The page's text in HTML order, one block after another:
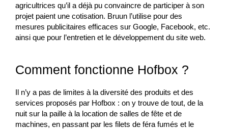
agricultrices qu’il a déjà pu convaincre de participer à son
projet paient une cotisation. Bruun l’utilise pour des
mesures publicitaires efficaces sur Google, Facebook, etc.
ainsi que pour l’entretien et le développement du site web.
Comment fonctionne Hofbox ?
Il n’y a pas de limites à la diversité des produits et des
services proposés par Hofbox : on y trouve de tout, de la
nuit sur la paille à la location de salles de fête et de
machines, en passant par les filets de féra fumés et le